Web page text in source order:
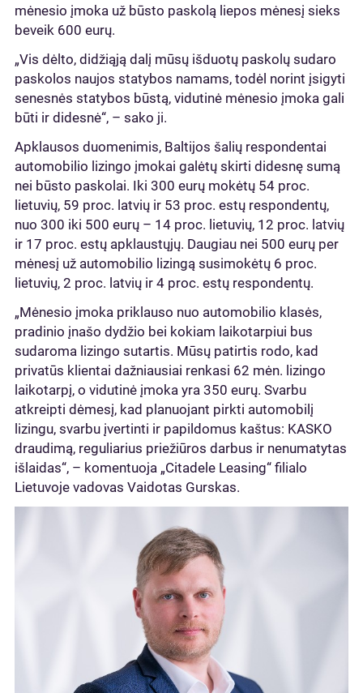
mėnesio įmoka už būsto paskolą liepos mėnesį sieks
beveik 600 eurų.
„Vis dėlto, didžiąją dalį mūsų išduotų paskolų sudaro
paskolos naujos statybos namams, todėl norint įsigyti
senesnės statybos būstą, vidutinė mėnesio įmoka gali
būti ir didesnė“, – sako ji.
Apklausos duomenimis, Baltijos šalių respondentai
automobilio lizingo įmokai galėtų skirti didesnę sumą
nei būsto paskolai. Iki 300 eurų mokėtų 54 proc.
lietuvių, 59 proc. latvių ir 53 proc. estų respondentų,
nuo 300 iki 500 eurų – 14 proc. lietuvių, 12 proc. latvių
ir 17 proc. estų apklaustųjų. Daugiau nei 500 eurų per
mėnesį už automobilio lizingą susimokėtų 6 proc.
lietuvių, 2 proc. latvių ir 4 proc. estų respondentų.
„Mėnesio įmoka priklauso nuo automobilio klasės,
pradinio įnašo dydžio bei kokiam laikotarpiui bus
sudaroma lizingo sutartis. Mūsų patirtis rodo, kad
privatūs klientai dažniausiai renkasi 62 mėn. lizingo
laikotarpį, o vidutinė įmoka yra 350 eurų. Svarbu
atkreipti dėmesį, kad planuojant pirkti automobilį
lizingu, svarbu įvertinti ir papildomus kaštus: KASKO
draudimą, reguliarius priežiūros darbus ir nenumatytas
išlaidas“, – komentuoja „Citadele Leasing“ filialo
Lietuvoje vadovas Vaidotas Gurskas.